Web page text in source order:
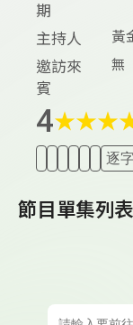
期
主持人 黃
邀訪來
賓
無
4★★★
逐
節目單集列表